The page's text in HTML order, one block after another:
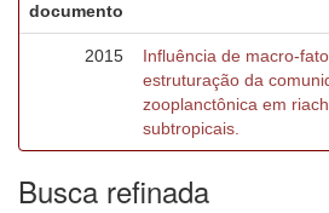
documento
2015
Influência de macro-
estruturação da
zooplanctônica em
subtropicais.
Busca refinada